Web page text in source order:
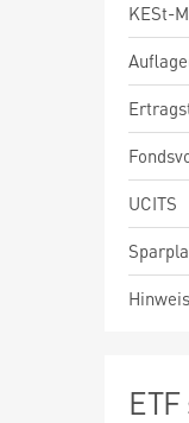
KESt-
UCITS
Hinweis